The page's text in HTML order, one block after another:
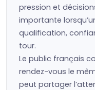
pression et
importante
qualification,
tour.
Le public français
rendez-vous le
peut partager